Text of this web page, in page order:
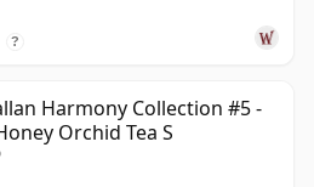
?
Harmony Collection #5 -
Orchid Tea S